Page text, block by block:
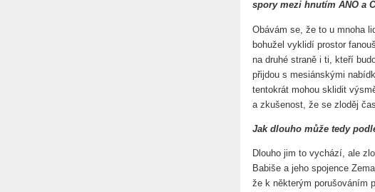
spory mezi hnutím ANO a
Obávám se, že to u mnoha
bohužel vyklidí prostor
na druhé straně i ti, kteří
přijdou s mesiánskými
tentokrát mohou sklidit
a zkušenost, že se zloděj
Jak dlouho může tedy
Dlouho jim to vychází, ale
Babiše a jeho spojence
že k některým porušováním